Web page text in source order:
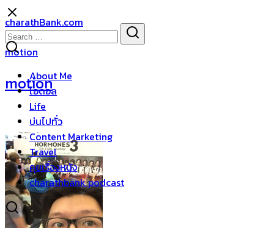
Skip
to
content
charathBank.com
About Me
ไอดอล
Life
บ่นไปทั่ว
Content Marketing
Travel
คุยเรื่องหนัง
charathbank podcast
Search
for:
motion
motion